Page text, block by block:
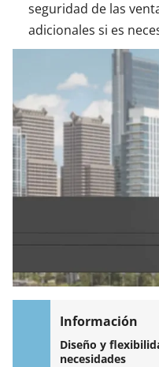
seguridad de las
adicionales si es
Diseño y
necesidades